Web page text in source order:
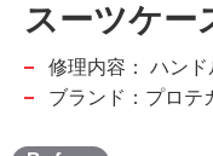
スーツケー
修理内容：
ハンド
ブランド：プロテ